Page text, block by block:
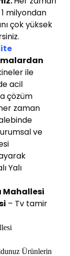
milyondan
çok yüksek
ile
acil
çözüm
zaman
ve
Yalı
Mahallesi
– Tv tamir
Ürünlerin